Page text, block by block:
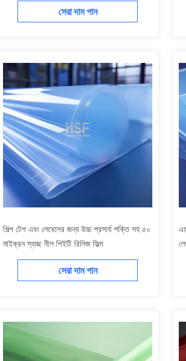
সেরা দাম পান
শিল্প টেপ এবং লেবেলের জন্য উচ্চ প্রসার্য শক্তি সহ ৫০
মাইক্রন স্বচ্ছ নীল পিইটি রিলিজ ফিল্ম
সেরা দাম পান